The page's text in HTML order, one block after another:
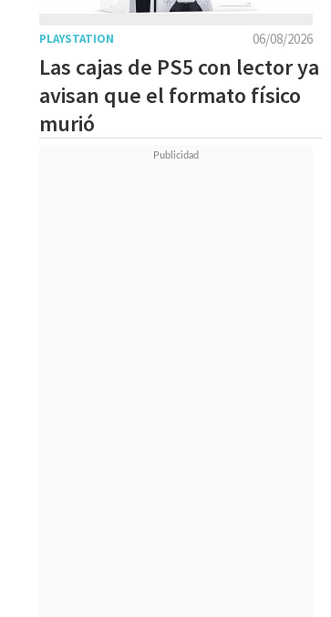
06/08/2026
PLAYSTATION
Las cajas de PS5 con lector ya
avisan que el formato físico
murió